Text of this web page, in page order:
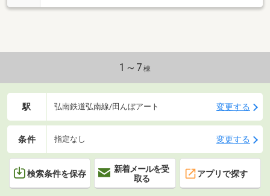
1～7 棟
駅 弘南鉄道弘南線/田んぼアート 変更する
条件 指定なし 変更する
検索条件を保存
新着メールを受
取る
アプリで探す